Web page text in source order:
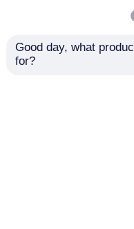
Good day, what
for?